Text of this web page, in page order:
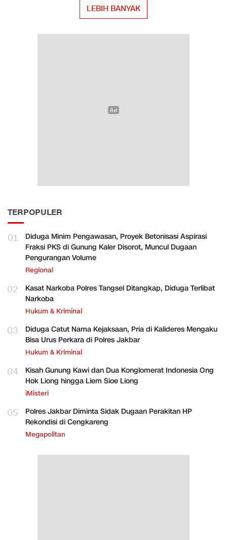
LEBIH BANYAK
TERPOPULER
01
Diduga Minim Pengawasan, Proyek Betonisasi Aspirasi
Fraksi PKS di Gunung Kaler Disorot, Muncul Dugaan
Pengurangan Volume
Regional
02
Kasat Narkoba Polres Tangsel Ditangkap, Diduga Terlibat
Narkoba
Hukum & Kriminal
03
Diduga Catut Nama Kejaksaan, Pria di Kalideres Mengaku
Bisa Urus Perkara di Polres Jakbar
Hukum & Kriminal
04
Kisah Gunung Kawi dan Dua Konglomerat Indonesia Ong
Hok Liong hingga Liem Sioe Liong
iMisteri
05
Polres Jakbar Diminta Sidak Dugaan Perakitan HP
Rekondisi di Cengkareng
Megapolitan